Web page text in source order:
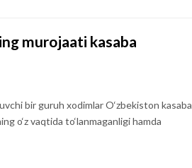
murojaati kasaba
bir guruh xodimlar O‘zbekiston kasaba
o‘z vaqtida to‘lanmaganligi hamda